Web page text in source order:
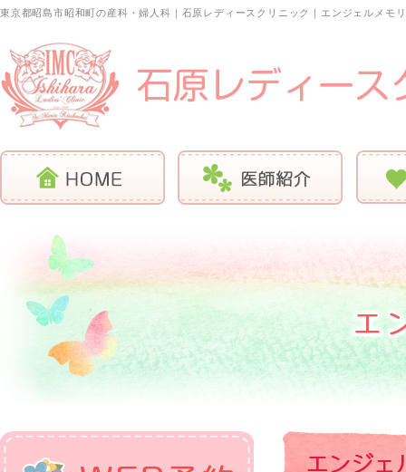
東京都昭島市昭和町の産科・婦人科｜石原レディースクリニック｜エンジェルメモ